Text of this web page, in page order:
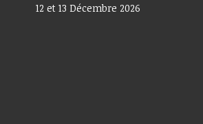
12 et 13 Décembre 2026